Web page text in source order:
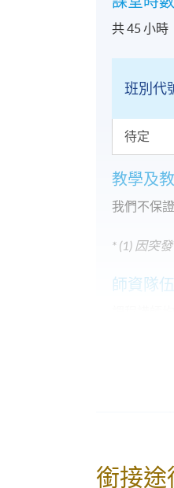
共 45 小時
班別代
待定
教學及
我們不保
* (1) 因突
師資隊伍
本校恕
銜接途